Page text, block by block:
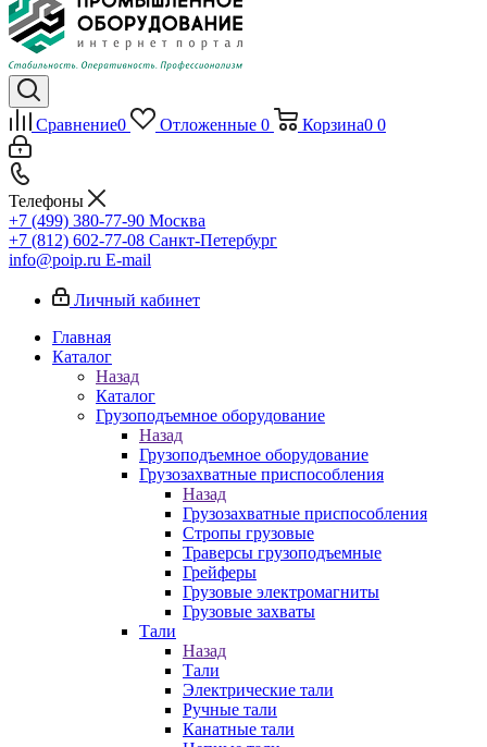
Сравнение0 Отложенные 0 Корзина0 0
Телефоны
+7 (499) 380-77-90 Москва
+7 (812) 602-77-08 Санкт-Петербург
info@poip.ru E-mail
Личный кабинет
Главная
Каталог
Назад
Каталог
Грузоподъемное оборудование
Назад
Грузоподъемное оборудование
Грузозахватные приспособления
Назад
Грузозахватные приспособления
Стропы грузовые
Траверсы грузоподъемные
Грейферы
Грузовые электромагниты
Грузовые захваты
Тали
Назад
Тали
Электрические тали
Ручные тали
Канатные тали